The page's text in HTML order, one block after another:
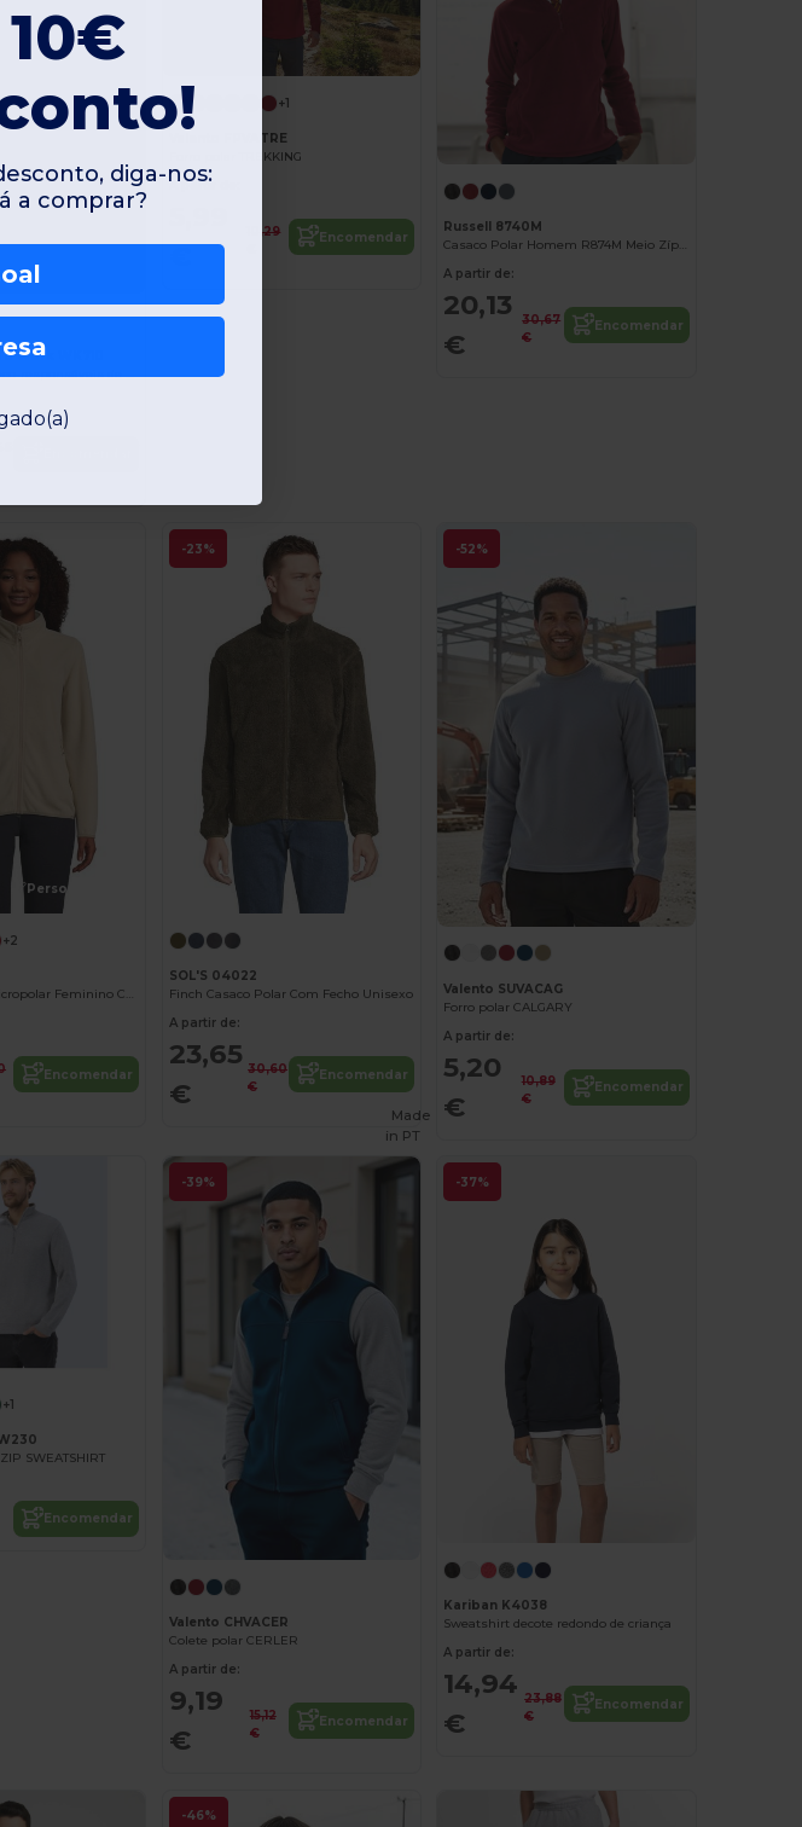
Work WK710
+1
Valento FPVATRE
Forro polar TREKKING
A partir de:
10,29
Encomendar
Russell 8740M
Casaco Polar Homem R874M Meio Zíper
A partir de:
20,13
€
30,67
€
Encomendar
Personalize-o!
+2
Factor Women Micropolar Feminino Com Fecho De Correr
Encomendar
-23%
SOL'S 04022
Finch Casaco Polar Com Fecho Unisexo
A partir de:
23,65
€
30,60
€
Encomendar
-52%
Valento SUVACAG
Forro polar CALGARY
A partir de:
5,20
€
10,89
€
Encomendar
+1
SWEATSHIRT
Encomendar
-39%
Valento CHVACER
Colete polar CERLER
A partir de:
9,19
€
15,12
€
Encomendar
-37%
Made
in PT
Kariban K4038
Sweatshirt decote redondo de criança
A partir de:
14,94
€
23,88
€
Encomendar
-46%
diga-nos:
a comprar?